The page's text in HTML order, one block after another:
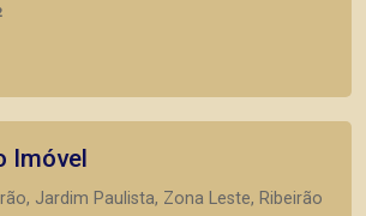
Imóvel
Jardim Paulista, Zona Leste, Ribeirão